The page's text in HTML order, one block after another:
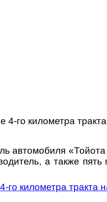
4-го километра
автомобиля
а также